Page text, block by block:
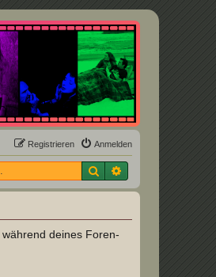
Anmelden
Registrieren
Suche
deines Foren-